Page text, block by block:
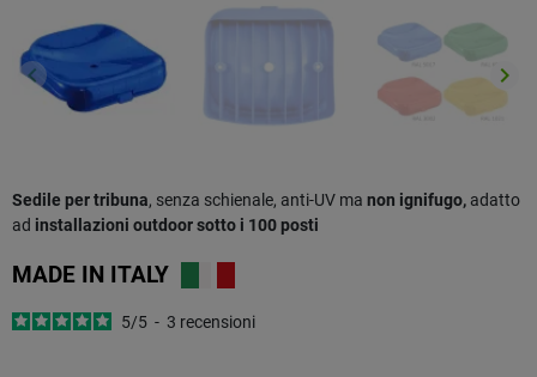
Precedente
keyboard_arrow_left keyboard_arrow_right
Sedile per tribuna, senza schienale, anti-UV ma non ignifugo, adatto
ad installazioni outdoor sotto i 100 posti
MADE IN ITALY
5/5 - 3 recensioni